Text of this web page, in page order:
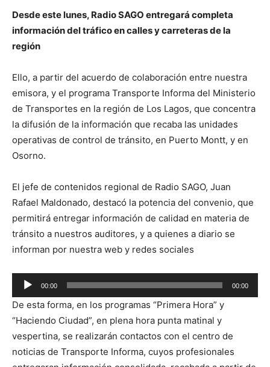
Desde este lunes, Radio SAGO entregará completa
información del tráfico en calles y carreteras de la
región
Ello, a partir del acuerdo de colaboración entre nuestra
emisora, y el programa Transporte Informa del Ministerio
de Transportes en la región de Los Lagos, que concentra
la difusión de la información que recaba las unidades
operativas de control de tránsito, en Puerto Montt, y en
Osorno.
El jefe de contenidos regional de Radio SAGO, Juan
Rafael Maldonado, destacó la potencia del convenio, que
permitirá entregar información de calidad en materia de
tránsito a nuestros auditores, y a quienes a diario se
informan por nuestra web y redes sociales
Reproductor
de
audio
00:00 00:00
De esta forma, en los programas “Primera Hora” y
“Haciendo Ciudad”, en plena hora punta matinal y
vespertina, se realizarán contactos con el centro de
noticias de Transporte Informa, cuyos profesionales